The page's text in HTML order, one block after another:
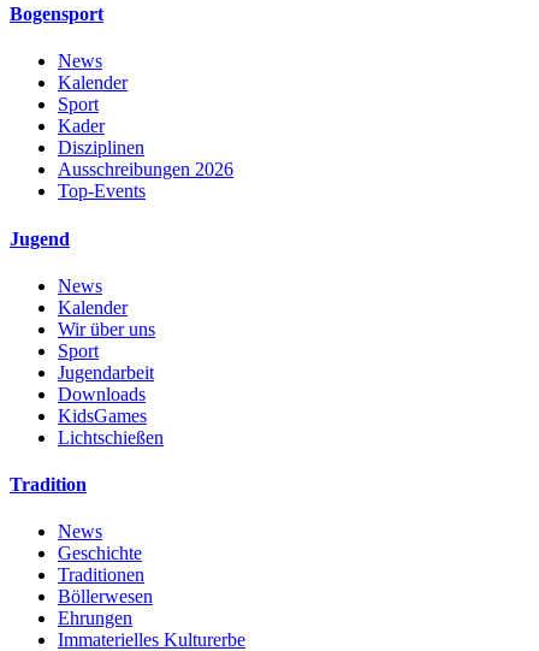
Bogensport
News
Kalender
Sport
Kader
Disziplinen
Ausschreibungen 2026
Top-Events
Jugend
News
Kalender
Wir über uns
Sport
Jugendarbeit
Downloads
KidsGames
Lichtschießen
Tradition
News
Geschichte
Traditionen
Böllerwesen
Ehrungen
Immaterielles Kulturerbe